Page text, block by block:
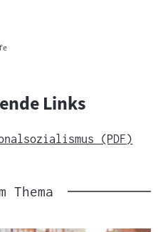
Links
(PDF)
Thema